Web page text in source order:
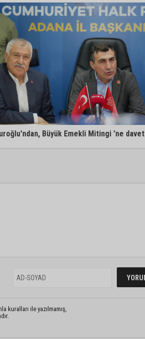
Büyük Emekli Mitingi ’ne davet
kuralları ile yazılmamış,